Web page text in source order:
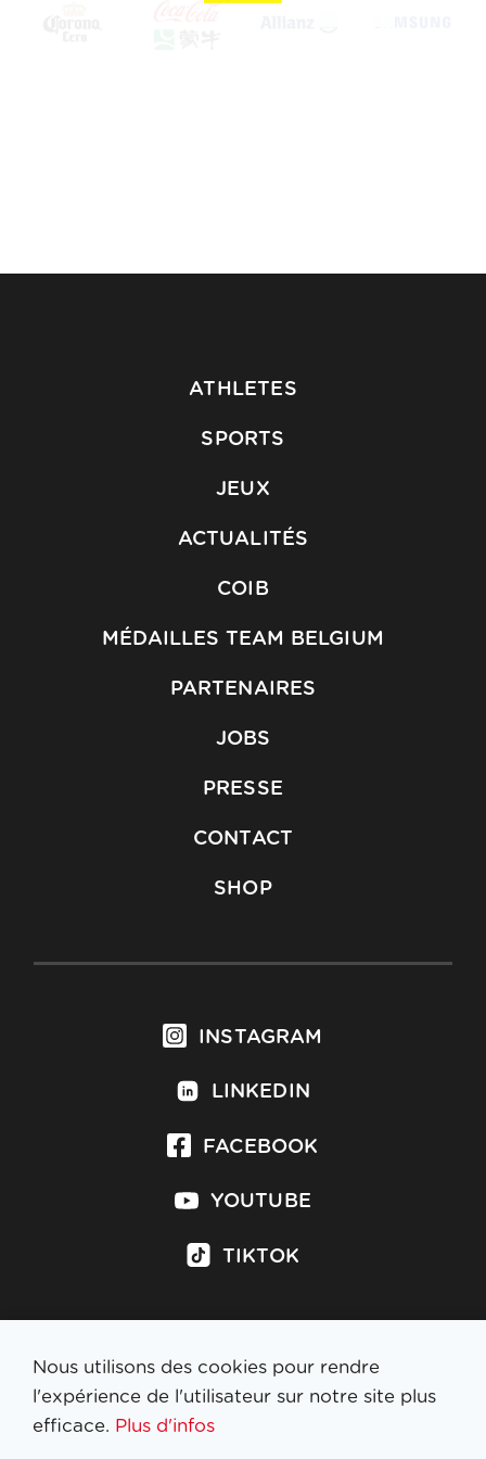
ATHLETES
SPORTS
JEUX
ACTUALITÉS
COIB
MÉDAILLES TEAM BELGIUM
PARTENAIRES
JOBS
PRESSE
CONTACT
SHOP
INSTAGRAM
LINKEDIN
FACEBOOK
YOUTUBE
TIKTOK
S'inscrire à la newsletter
Nous utilisons des cookies pour rendre
l'expérience de l'utilisateur sur notre site plus
efficace. Plus d'infos